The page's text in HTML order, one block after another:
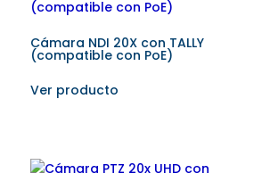
Cámara NDI 20X con TALLY
(compatible con PoE)
Ver producto